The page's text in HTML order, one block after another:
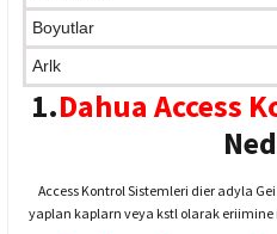
Boyutlar
Arlk
1.Dahua Access
Access Kontrol Sistemleri dier adyla
yaplan kaplarn veya kstl olarak